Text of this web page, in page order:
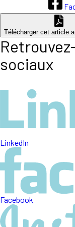
Télécharger cet article
sociaux
LinkedIn
Facebook